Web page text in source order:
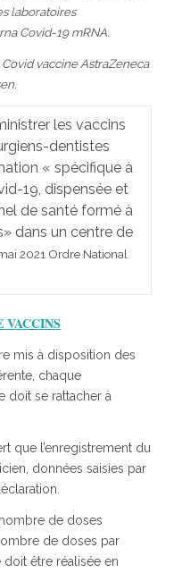
laboratoires
Covid-19 mRNA.
vaccine AstraZeneca
les vaccins
dentistes
« spécifique à
19, dispensée et
de santé formé à
dans un centre de
2021 Ordre National
mis à disposition des
chaque
doit se rattacher à
que l’enregistrement du
données saisies par
de doses
de doses par
être réalisée en